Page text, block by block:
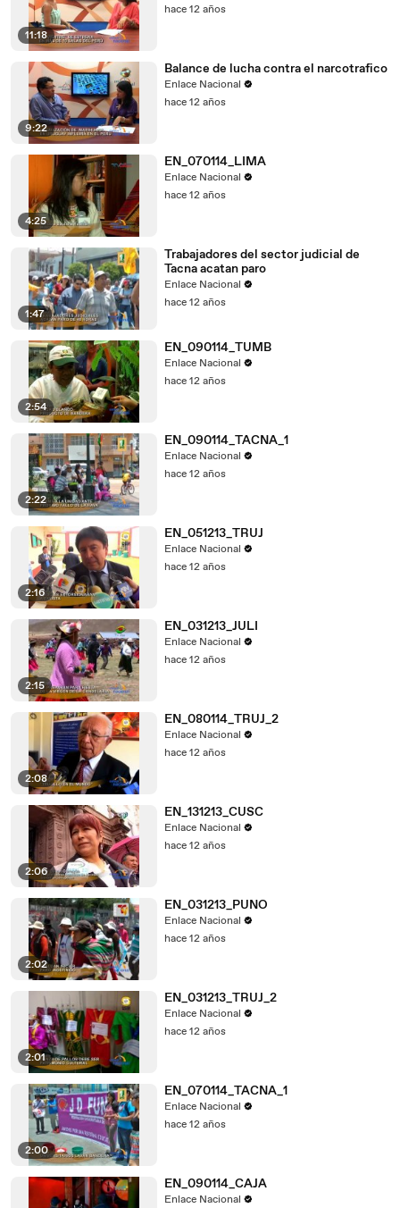
11:18
hace 12 años
9:22
Balance de lucha contra el narcotrafico
Enlace Nacional
hace 12 años
4:25
EN_070114_LIMA
Enlace Nacional
hace 12 años
1:47
Trabajadores del sector judicial de
Tacna acatan paro
Enlace Nacional
hace 12 años
2:54
EN_090114_TUMB
Enlace Nacional
hace 12 años
2:22
EN_090114_TACNA_1
Enlace Nacional
hace 12 años
2:16
EN_051213_TRUJ
Enlace Nacional
hace 12 años
2:15
EN_031213_JULI
Enlace Nacional
hace 12 años
2:08
EN_080114_TRUJ_2
Enlace Nacional
hace 12 años
2:06
EN_131213_CUSC
Enlace Nacional
hace 12 años
2:02
EN_031213_PUNO
Enlace Nacional
hace 12 años
2:01
EN_031213_TRUJ_2
Enlace Nacional
hace 12 años
2:00
EN_070114_TACNA_1
Enlace Nacional
hace 12 años
EN_090114_CAJA
Enlace Nacional